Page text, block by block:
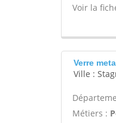
Voir la
Verre
Ville :
Métiers :